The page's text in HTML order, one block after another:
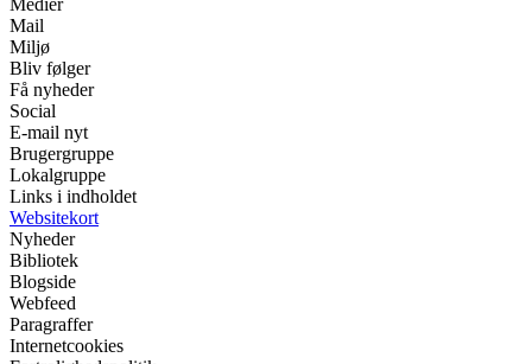
Medier
Mail
Miljø
Bliv følger
Få nyheder
Social
E-mail nyt
Brugergruppe
Lokalgruppe
Links i indholdet
Websitekort
Nyheder
Bibliotek
Blogside
Webfeed
Paragraffer
Internetcookies